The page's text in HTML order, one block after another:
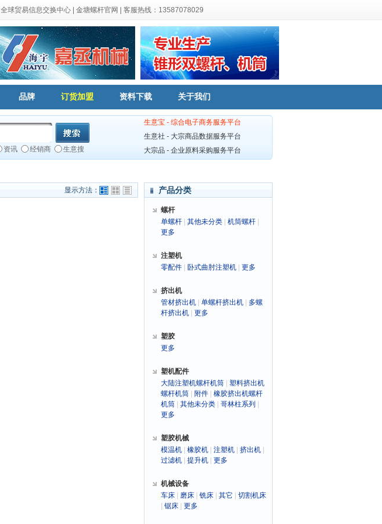
全球贸易信息交换中心 金塘螺杆官网 客服热线：13587078029
品牌 订货加盟 资料下载 关于我们
资讯 经销商 生意搜
生意宝 - 综合电子商务服务平台
生意社 - 大宗商品数据服务平台
大宗品 - 企业原料采购服务平台
显示方法： 产品分类
螺杆
单螺杆
其他未分类 机筒螺杆
更多
注塑机
零配件
卧式曲肘注塑机 更多
挤出机
管材挤出机
单螺杆挤出机
多螺
杆挤出机
更多
塑胶
更多
塑机配件
大陆注塑机螺杆机筒
塑料挤出机
螺杆机筒
附件
橡胶挤出机螺杆
机筒
其他未分类 哥林柱系列
更多
塑胶机械
模温机
橡胶机 注塑机 挤出机
过滤机
提升机 更多
机械设备
车床
磨床 铣床 其它
切割机床
锯床 更多